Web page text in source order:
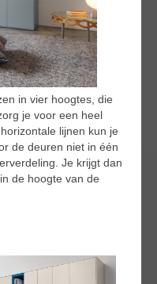
in vier hoogtes, die
je voor een heel
lijnen kun je
de deuren niet in één
Je krijgt dan
de hoogte van de